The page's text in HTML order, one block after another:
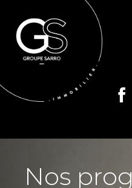
Nos